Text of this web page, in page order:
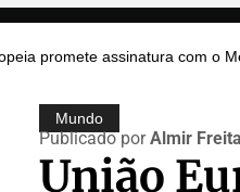
promete assinatura com o
Mundo
Publicado porAlmir
União